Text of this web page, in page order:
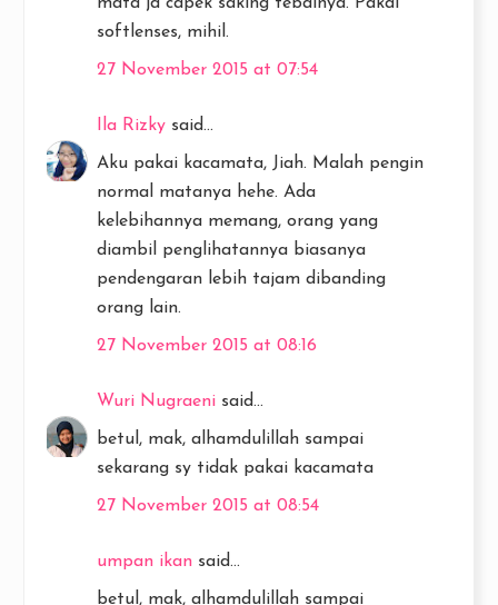
softlenses, mihil.
27 November 2015 at 07:54
Ila Rizky said...
Aku pakai kacamata, Jiah. Malah pengin
normal matanya hehe. Ada
kelebihannya memang, orang yang
diambil penglihatannya biasanya
pendengaran lebih tajam dibanding
orang lain.
27 November 2015 at 08:16
Wuri Nugraeni said...
betul, mak, alhamdulillah sampai
sekarang sy tidak pakai kacamata
27 November 2015 at 08:54
umpan ikan said...
betul, mak, alhamdulillah sampai